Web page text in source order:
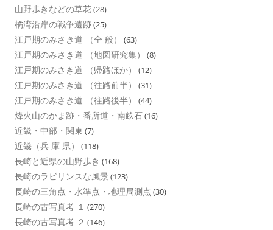
山野歩きなどの草花(28)
橘湾沿岸の戦争遺跡(25)
江戸期のみさき道 （全 般） (63)
江戸期のみさき道 （地図研究集） (8)
江戸期のみさき道 （帰路ほか） (12)
江戸期のみさき道 （往路前半） (31)
江戸期のみさき道 （往路後半） (44)
烽火山のかま跡・番所道・南畝石(16)
近畿・中部・関東 (7)
近畿（兵 庫 県） (118)
長崎と近県の山野歩き (168)
長崎のラビリンスな風景 (123)
長崎の三角点・水準点・地理局測点 (30)
長崎の古写真考 １ (270)
長崎の古写真考 ２ (146)